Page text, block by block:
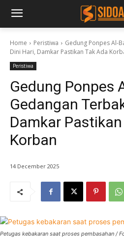
Home Peristiwa
Gedung Ponpes Al-
Dini Hari, Damkar Pastikan Tak Ada
Peristiwa
Gedung Ponpes
Gedangan
Damkar
Korban
14 December 2025
Petugas kebakaran saat proses pembasahan /